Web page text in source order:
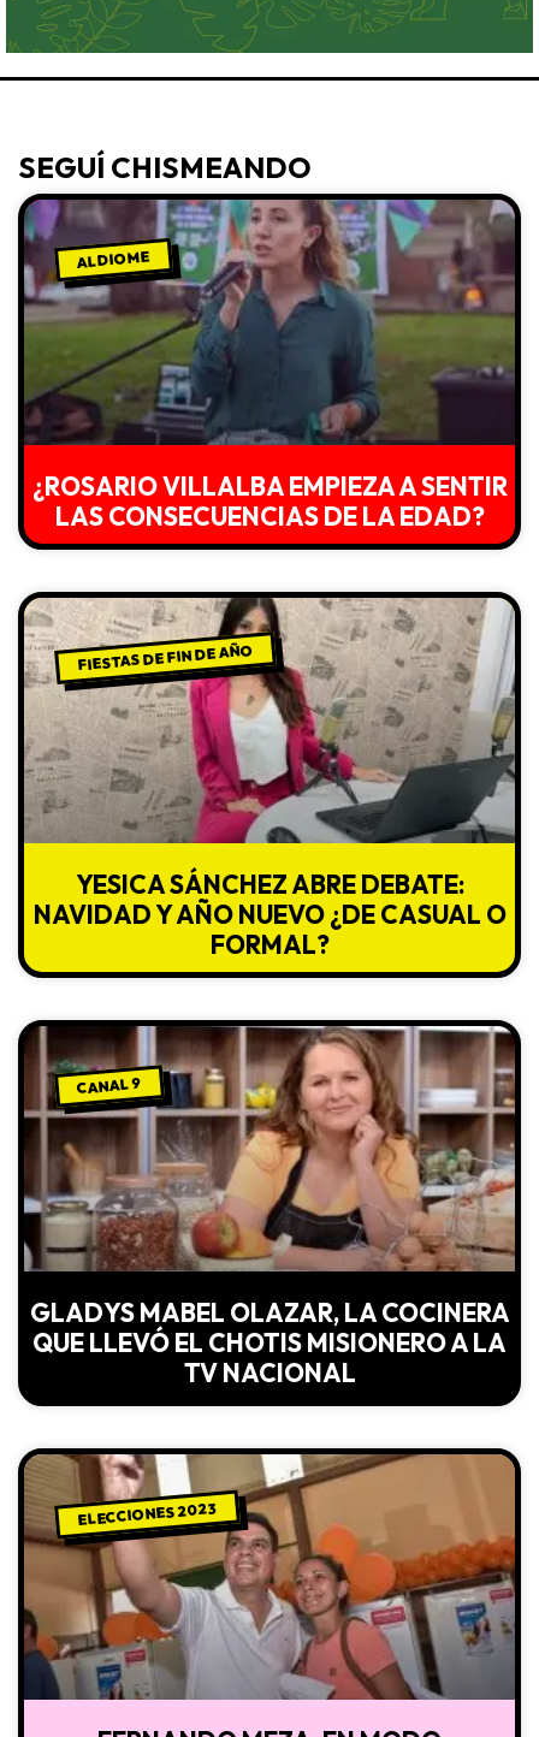
SEGUÍ CHISMEANDO
ALDIOME
¿ROSARIO VILLALBA EMPIEZA A SENTIR
LAS CONSECUENCIAS DE LA EDAD?
FIESTAS DE FIN DE AÑO
YESICA SÁNCHEZ ABRE DEBATE:
NAVIDAD Y AÑO NUEVO ¿DE CASUAL O
FORMAL?
CANAL 9
GLADYS MABEL OLAZAR, LA COCINERA
QUE LLEVÓ EL CHOTIS MISIONERO A LA
TV NACIONAL
ELECCIONES 2023